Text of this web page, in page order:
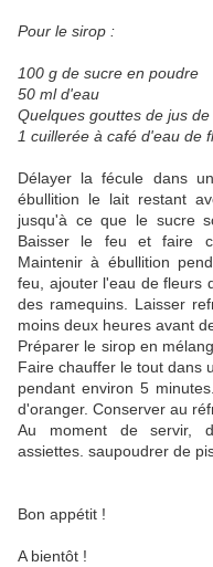
Pour le sirop :
100 g de sucre en poudre
50 ml d'eau
Quelques gouttes de jus de
1 cuillerée à café d'eau de
Délayer la fécule dans
ébullition le lait restant
jusqu'à ce que le sucre
Baisser le feu et faire
Maintenir à ébullition
feu, ajouter l'eau de fleurs
des ramequins. Laisser
moins deux heures avant
Préparer le sirop en
Faire chauffer le tout dans
pendant environ 5
d'oranger. Conserver au
Au moment de servir,
assiettes. saupoudrer de
Bon appétit !
A bientôt !